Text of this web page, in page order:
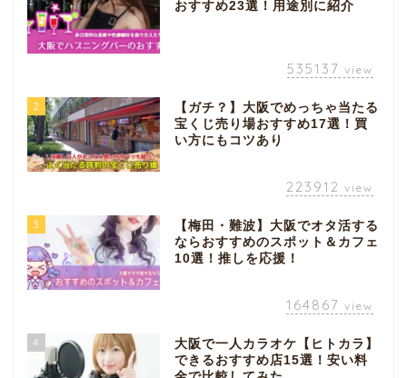
おすすめ23選！用途別に紹介
535137 view
2
【ガチ？】大阪でめっちゃ当たる
宝くじ売り場おすすめ17選！買
い方にもコツあり
223912 view
3
【梅田・難波】大阪でオタ活する
ならおすすめのスポット＆カフェ
10選！推しを応援！
164867 view
4
大阪で一人カラオケ【ヒトカラ】
できるおすすめ店15選！安い料